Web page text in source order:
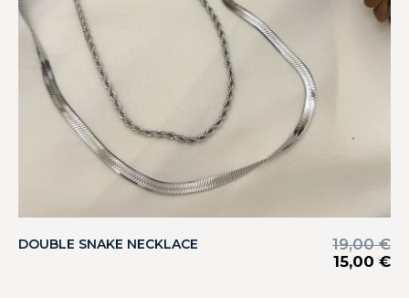
DOUBLE SNAKE NECKLACE 19,00€
15,00 €